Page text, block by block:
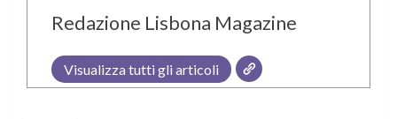
Redazione Lisbona Magazine
Visualizza tutti gli articoli